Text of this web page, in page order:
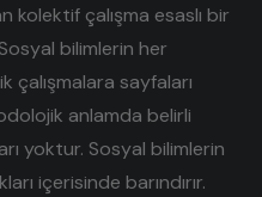
kolektif çalışma esaslı bir
bilimlerin her
çalışmalara sayfaları
anlamda belirli
yoktur. Sosyal bilimlerin
içerisinde barındırır.